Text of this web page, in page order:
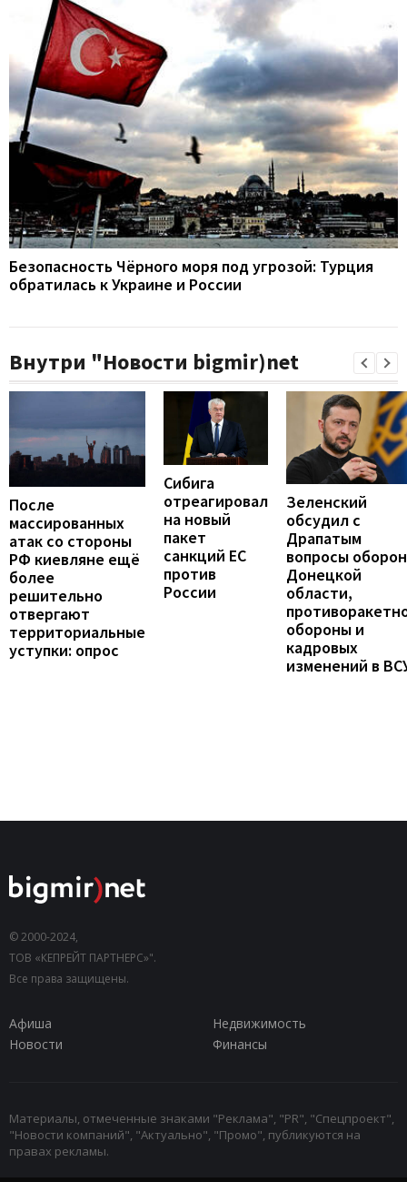
Безопасность Чёрного моря под угрозой: Турция
обратилась к Украине и России
Внутри "Новости bigmir)net
После
массированных
атак со стороны
РФ киевляне ещё
более
решительно
отвергают
территориальные
уступки: опрос
Сибига
отреагировал
на новый
пакет
санкций ЕС
против
России
Зеленский
обсудил с
Драпатым
вопросы
Донецкой
области,
обороны и
кадровых
изменений в
© 2000-2024,
ТОВ «КЕПРЕЙТ ПАРТНЕРС»".
Все права защищены.
Афиша
Недвижимость
Новости
Финансы
Материалы, отмеченные знаками "Реклама", "PR", "Спецпроект",
"Новости компаний", "Актуально", "Промо", публикуются на
правах рекламы.